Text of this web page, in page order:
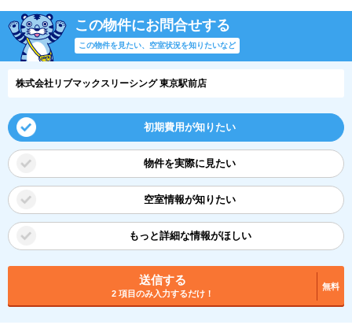
この物件にお問合せする
この物件を見たい、空室状況を知りたいなど
株式会社リブマックスリーシング 東京駅前店
初期費用が知りたい
物件を実際に見たい
空室情報が知りたい
もっと詳細な情報がほしい
送信する
2 項目のみ入力するだけ！
無料